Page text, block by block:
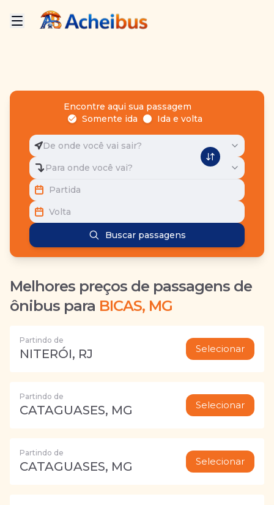
Encontre aqui sua passagem
Somente ida
Ida e volta
De onde você vai sair?
Para onde você vai?
Partida
Volta
Buscar passagens
Melhores preços de passagens de
ônibus para BICAS, MG
Partindo de
NITERÓI, RJ Selecionar
Partindo de
CATAGUASES, MG Selecionar
Partindo de
CATAGUASES, MG Selecionar